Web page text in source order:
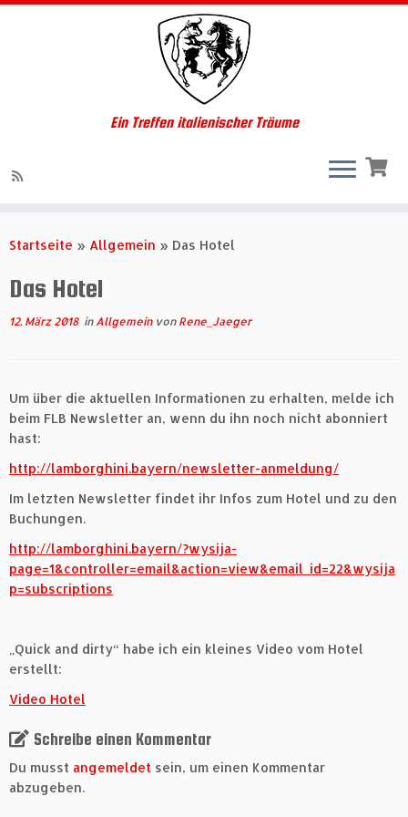
Inhalt
Ein Treffen italienischer Träume
Startseite » Allgemein » Das Hotel
Das Hotel
12. März 2018in Allgemein von Rene_Jaeger
Um über die aktuellen Informationen zu erhalten, melde ich
beim FLB Newsletter an, wenn du ihn noch nicht abonniert
hast:
http://lamborghini.bayern/newsletter-anmeldung/
Im letzten Newsletter findet ihr Infos zum Hotel und zu den
Buchungen.
http://lamborghini.bayern/?wysija-
page=1&controller=email&action=view&email_id=22&wysija
p=subscriptions
„Quick and dirty“ habe ich ein kleines Video vom Hotel
erstellt:
Video Hotel
Schreibe einen Kommentar
Du musst angemeldet sein, um einen Kommentar
abzugeben.